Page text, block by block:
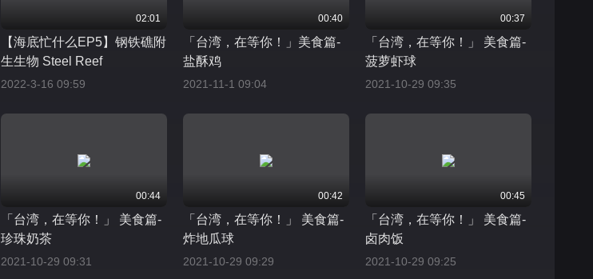
02:01
【海底忙什么EP5】钢铁礁附
生生物 Steel Reef
2022-3-16 09:59
00:40
「台湾，在等你！」美食篇-
盐酥鸡
2021-11-1 09:04
00:37
「台湾，在等你！」 美食篇-
菠萝虾球
2021-10-29 09:35
00:44
「台湾，在等你！」 美食篇-
珍珠奶茶
2021-10-29 09:31
00:42
「台湾，在等你！」 美食篇-
炸地瓜球
2021-10-29 09:29
00:45
「台湾，在等你！」 美食篇-
卤肉饭
2021-10-29 09:25